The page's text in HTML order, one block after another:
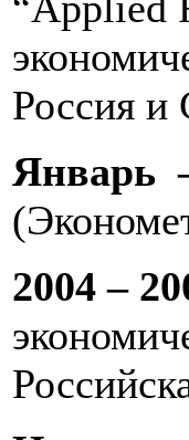
Россия
Январь
2004 –